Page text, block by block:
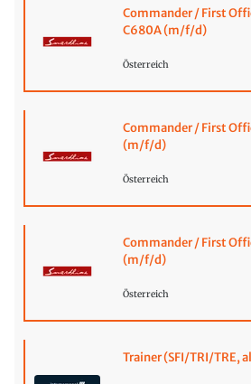
Commander / First
C680A (m/f/d)
Österreich
Commander / First
(m/f/d)
Österreich
Commander / First
(m/f/d)
Österreich
Trainer (SFI/TRI/TRE,